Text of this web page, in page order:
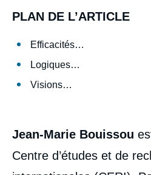
PLAN DE L’ARTICLE
Efficacités…
Logiques…
Visions…
Jean-Marie Bouissou
Centre d’études et de